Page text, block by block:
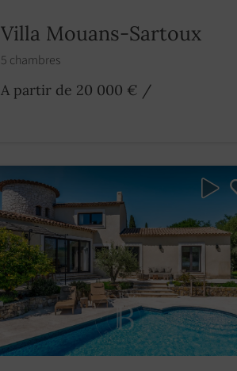
Villa Mouans-Sartoux
5 chambres
A partir de 20 000 € /